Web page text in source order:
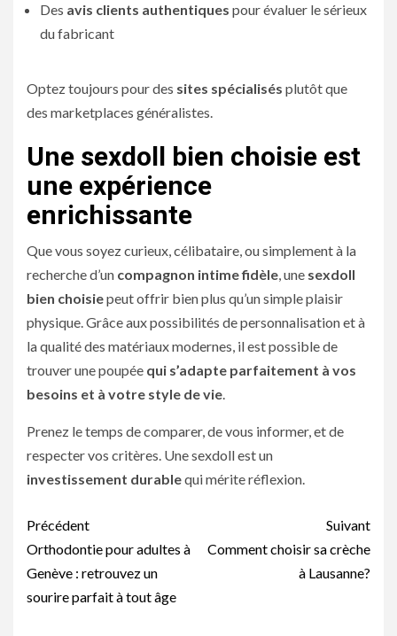
Des avis clients authentiques pour évaluer le sérieux
du fabricant
Optez toujours pour des sites spécialisés plutôt que
des marketplaces généralistes.
Une sexdoll bien choisie est
une expérience
enrichissante
Que vous soyez curieux, célibataire, ou simplement à la
recherche d’un compagnon intime fidèle, une sexdoll
bien choisiepeut offrir bien plus qu’un simple plaisir
physique. Grâce aux possibilités de personnalisation et à
la qualité des matériaux modernes, il est possible de
trouver une poupée qui s’adapte parfaitement à vos
besoins et à votre style de vie.
Prenez le temps de comparer, de vous informer, et de
respecter vos critères. Une sexdoll est un
investissement durablequi mérite réflexion.
Navigation
d’article
Précédent
Orthodontie pour adultes à
Genève : retrouvez un
sourire parfait à tout âge
Suivant
Comment choisir sa crèche
à Lausanne?